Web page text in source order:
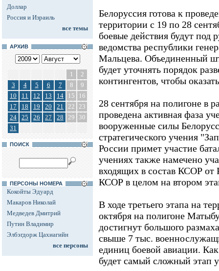
Доллар
Россия и Израиль
все темы
АРХИВ
1
2
3
4 5 6 7 8
9
10
11 12 13 14 15
16
17
18 19 20 21 22 23
24
25 26 27 28 29
30
31
ПОИСК
ПЕРСОНЫ НОМЕРА
Кокойты Эдуард
Макаров Николай
Медведев Дмитрий
Путин Владимир
Элбэгдорж Цахиагийн
все персоны
Белоруссия готова к
территории с 19 по 28
боевые действия будут под
ведомства республики
Мальцева. Объединенный
будет уточнять порядок
контингентов, чтобы
28 сентября на полигоне в
проведена активная фаза
вооруженные силы
стратегического учения
России примет участие
учениях также намечено
входящих в состав КСОР от
КСОР в целом на втором
В ходе третьего этапа на
октября на полигоне
достигнут большого
свыше 7 тыс.
единиц боевой авиации.
будет самый сложный этап